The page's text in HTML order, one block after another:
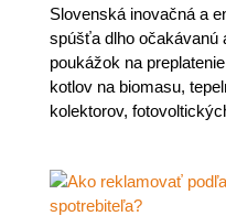
Slovenská inovačná a
spúšťa dlho očakávanú
poukážok na
kotlov na biomasu,
kolektorov,